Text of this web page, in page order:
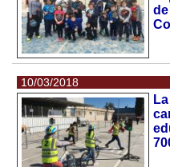
10/03/2018